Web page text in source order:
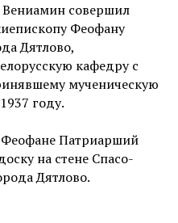
совершил
Феофану
Дятлово,
кафедру с
мученическую
году.
Феофане Патриарший
на стене Спасо-
Дятлово.